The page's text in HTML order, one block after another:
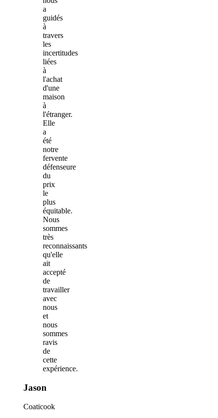
a
guidés
à
travers
les
incertitudes
liées
à
l'achat
d'une
maison
à
l'étranger.
Elle
a
été
notre
fervente
défenseure
du
prix
le
plus
équitable.
Nous
sommes
très
reconnaissants
qu'elle
ait
accepté
de
travailler
avec
nous
et
nous
sommes
ravis
de
cette
expérience.
Jason
Coaticook